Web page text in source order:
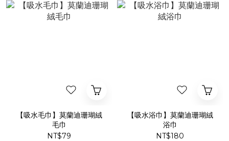
【吸水毛巾】莫蘭迪珊瑚絨
毛巾
NT$79
【吸水浴巾】莫蘭迪珊瑚絨
浴巾
NT$180